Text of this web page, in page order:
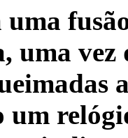
vez